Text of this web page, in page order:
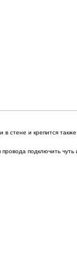
стене и крепится
подключить чуть